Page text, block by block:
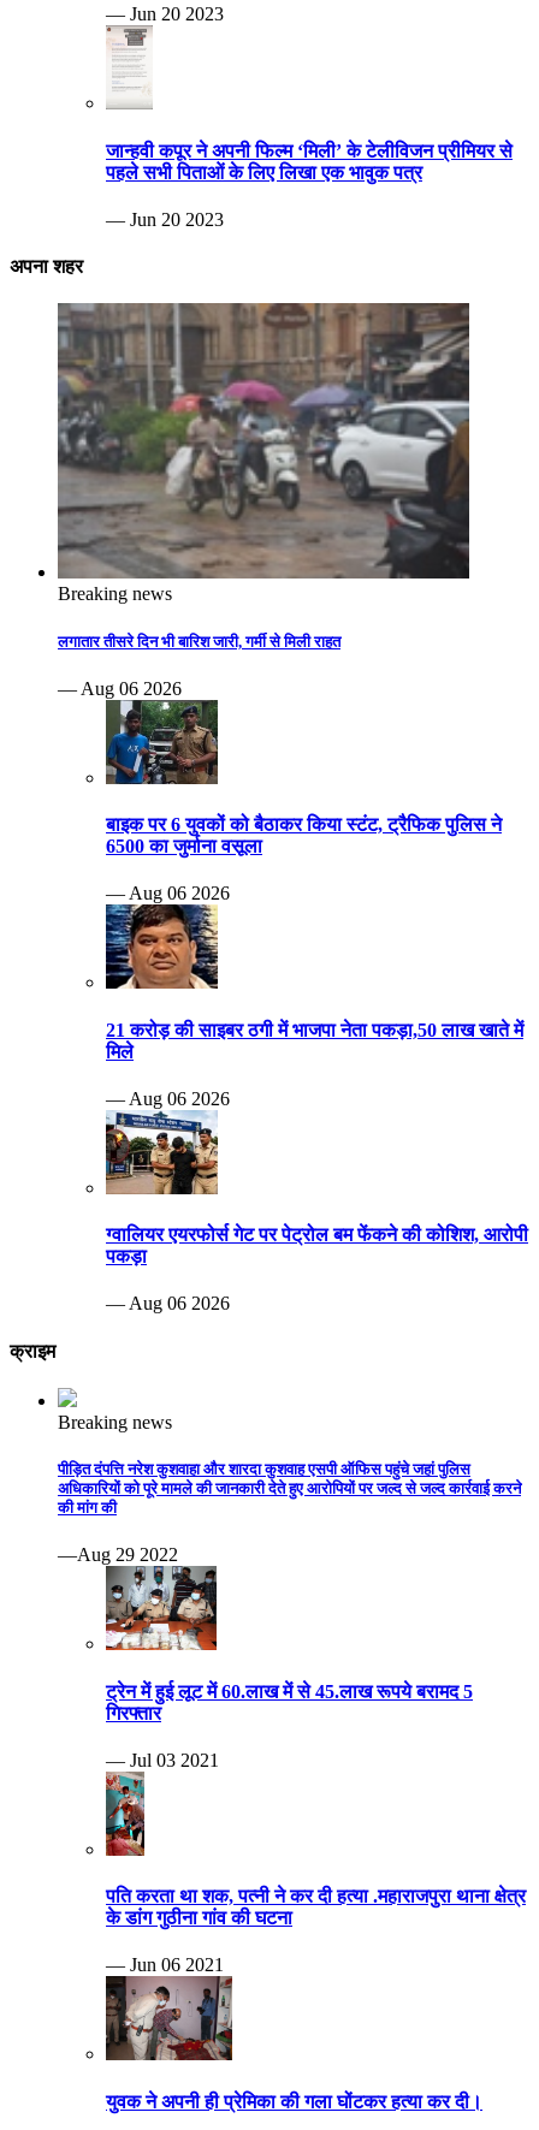
— Jun 20 2023
जान्हवी कपूर ने अपनी फिल्म ‘मिली’ के टेलीविजन प्रीमियर से
पहले सभी पिताओं के लिए लिखा एक भावुक पत्र
— Jun 20 2023
अपना शहर
Breaking news
लगातार तीसरे दिन भी बारिश जारी, गर्मी से मिली राहत
— Aug 06 2026
बाइक पर 6 युवकों को बैठाकर किया स्टंट, ट्रैफिक पुलिस ने
6500 का जुर्माना वसूला
— Aug 06 2026
21 करोड़ की साइबर ठगी में भाजपा नेता पकड़ा,50 लाख खाते में
मिले
— Aug 06 2026
ग्वालियर एयरफोर्स गेट पर पेट्रोल बम फेंकने की कोशिश, आरोपी
पकड़ा
— Aug 06 2026
क्राइम
Breaking news
पीड़ित दंपत्ति नरेश कुशवाहा और शारदा कुशवाह एसपी ऑफिस पहुंचे जहां पुलिस
अधिकारियों को पूरे मामले की जानकारी देते हुए आरोपियों पर जल्द से जल्द कार्रवाई करने
की मांग की
—Aug 29 2022
ट्रेन में हुई लूट में 60.लाख में से 45.लाख रूपये बरामद 5
गिरफ्तार
— Jul 03 2021
पति करता था शक, पत्नी ने कर दी हत्या .महाराजपुरा थाना क्षेत्र
के डांग गुठीना गांव की घटना
— Jun 06 2021
युवक ने अपनी ही प्रेमिका की गला घोंटकर हत्या कर दी।